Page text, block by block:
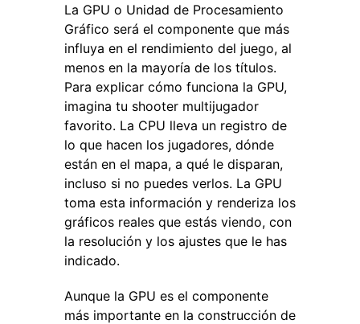
La GPU o Unidad de Procesamiento
Gráfico será el componente que más
influya en el rendimiento del juego, al
menos en la mayoría de los títulos.
Para explicar cómo funciona la GPU,
imagina tu shooter multijugador
favorito. La CPU lleva un registro de
lo que hacen los jugadores, dónde
están en el mapa, a qué le disparan,
incluso si no puedes verlos. La GPU
toma esta información y renderiza los
gráficos reales que estás viendo, con
la resolución y los ajustes que le has
indicado.
Aunque la GPU es el componente
más importante en la construcción de